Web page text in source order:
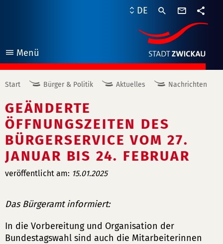
Menü
öffnen
DE
Start Bürger & Politik Aktuelles Nachrichten
GEÄNDERTE
ÖFFNUNGSZEITEN DES
BÜRGERSERVICE VOM 27.
JANUAR BIS 24. FEBRUAR
veröffentlicht am: 15.01.2025
Das Bürgeramt informiert:
In die Vorbereitung und Organisation der
Bundestagswahl sind auch die Mitarbeiterinnen